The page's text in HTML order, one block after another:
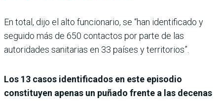
En total, dijo el alto funcionario, se “han identificado y
seguido más de 650 contactos por parte de las
autoridades sanitarias en 33 países y territorios”.
Los 13 casos identificados en este episodio
constituyen apenas un puñado frente a las decenas